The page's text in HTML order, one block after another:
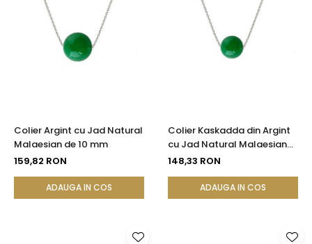
Colier Argint cu Jad Natural
Malaesian de 10 mm
159,82 RON
ADAUGA IN COS
Colier Kaskadda din Argint
cu Jad Natural Malaesian
de 8 mm
148,33 RON
ADAUGA IN COS